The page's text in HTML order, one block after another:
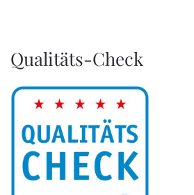
Qualitäts-Check